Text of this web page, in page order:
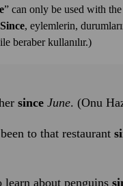
” can only be used with the
Since, eylemlerin,
ile beraber kullanılır.)
since June. (Onu
to that restaurant
learn about penguins